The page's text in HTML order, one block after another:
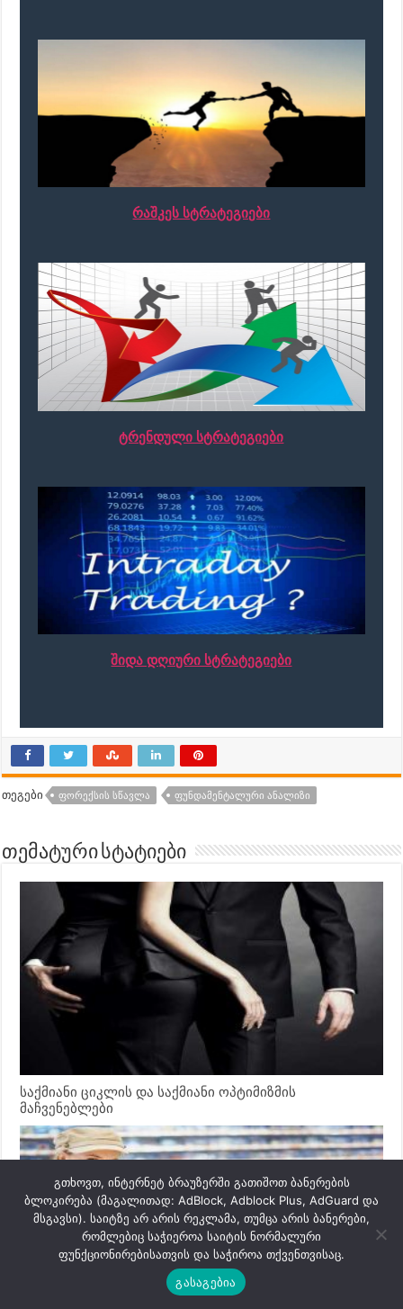
რაშკეს სტრატეგიები
ტრენდული სტრატეგიები
შიდა დღიური სტრატეგიები
თეგები ᲤᲝᲠᲔᲥᲡᲘᲡ ᲡᲬᲐᲕᲚᲐ ᲤᲣᲜᲓᲐᲛᲔᲜᲢᲐᲚᲣᲠᲘ ᲐᲜᲐᲚᲘᲖᲘ
თემატური სტატიები
საქმიანი ციკლის და საქმიანი ოპტიმიზმის
მაჩვენებლები
გთხოვთ, ინტერნეტ ბრაუზერში გათიშოთ ბანერების
ბლოკირება (მაგალითად: AdBlock, Adblock Plus, AdGuard და
მსგავსი). საიტზე არ არის რეკლამა, თუმცა არის ბანერები,
რომლებიც საჭიეროა საიტის ნორმალური
ფუნქციონირებისათვის და საჭიროა თქვენთვისაც.
გასაგებია